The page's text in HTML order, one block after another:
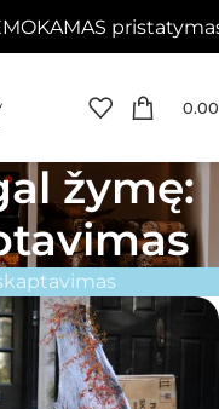
0.00
žymę: